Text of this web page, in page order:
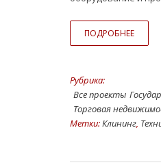
ПОДРОБНЕЕ
Рубрика:
Все проекты
Торговая
Метки:Клининг,